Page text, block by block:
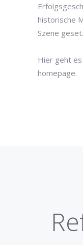
historische
Szene
Hier geht
homepage.